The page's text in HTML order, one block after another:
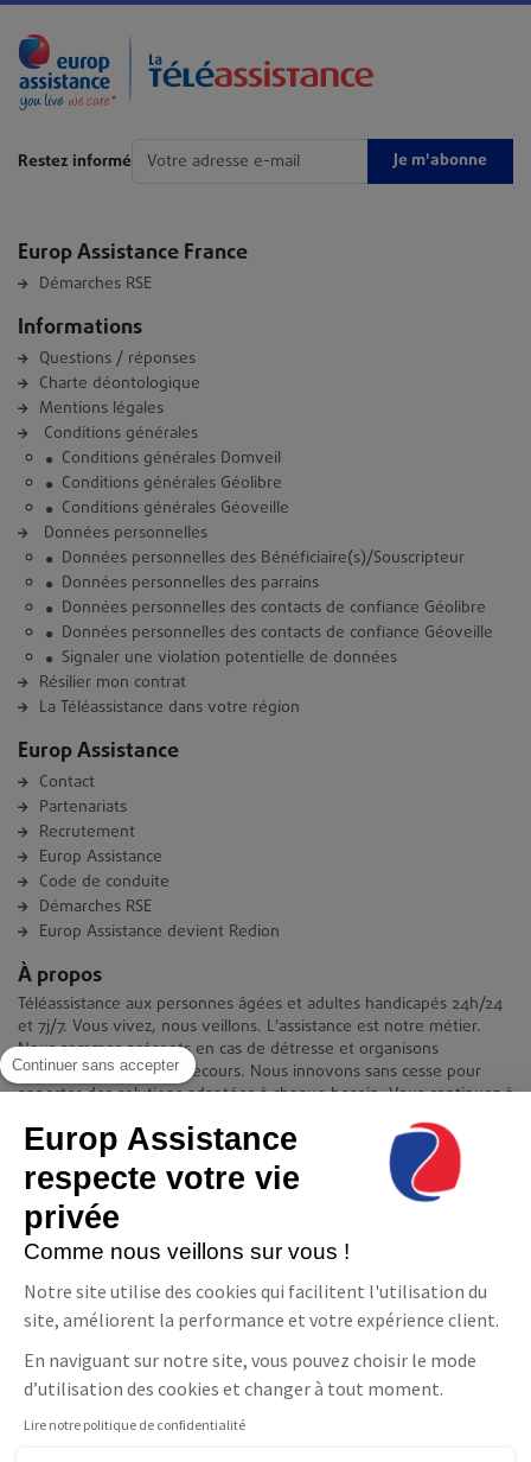
Continuer sans accepter
Europ Assistance
respecte votre vie
privée
Comme nous veillons sur vous !
Notre site utilise des cookies qui facilitent l'utilisation du
site, améliorent la performance et votre expérience client.
En naviguant sur notre site, vous pouvez choisir le mode
d’utilisation des cookies et changer à tout moment.
Lire notre politique de confidentialité
Restez informé Je m'abonne
Europ Assistance France
Démarches RSE
Informations
Questions / réponses
Charte déontologique
Mentions légales
Conditions générales
Conditions générales Domveil
Conditions générales Géolibre
Conditions générales Géoveille
Données personnelles
Données personnelles des Bénéficiaire(s)/Souscripteur
Données personnelles des parrains
Données personnelles des contacts de confiance Géolibre
Données personnelles des contacts de confiance Géoveille
Signaler une violation potentielle de données
Résilier mon contrat
La Téléassistance dans votre région
Europ Assistance
Contact
Partenariats
Recrutement
Europ Assistance
Code de conduite
Démarches RSE
Europ Assistance devient Redion
À propos
Téléassistance aux personnes âgées et adultes handicapés 24h/24
et 7j/7. Vous vivez, nous veillons. L'assistance est notre métier.
Nous sommes présents en cas de détresse et organisons
immédiatement votre secours. Nous innovons sans cesse pour
apporter des solutions adaptées à chaque besoin. Vous continuez à
Contact
Europ Assistance La Téléassistance
11-17 avenue François Mitterrand 93210 Saint-Denis
08 06 23 10 10(prix d'un appel local)
NOUS CONTACTER
Suivez-nous
Facebook
LinkedInYouTube